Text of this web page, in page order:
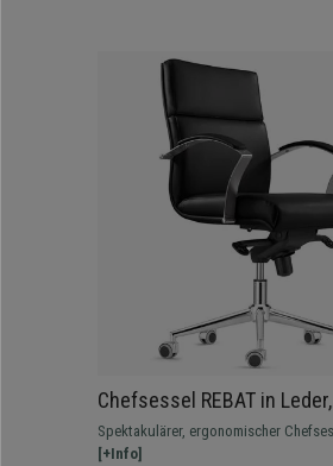
Chefsessel REBAT in Leder,
mittelhohe Rückenlehne,
Wippfunktion, Farbe Schwarz
Spektakulärer, ergonomischer
Wippfunktion, makelloses Design und
[+Info]